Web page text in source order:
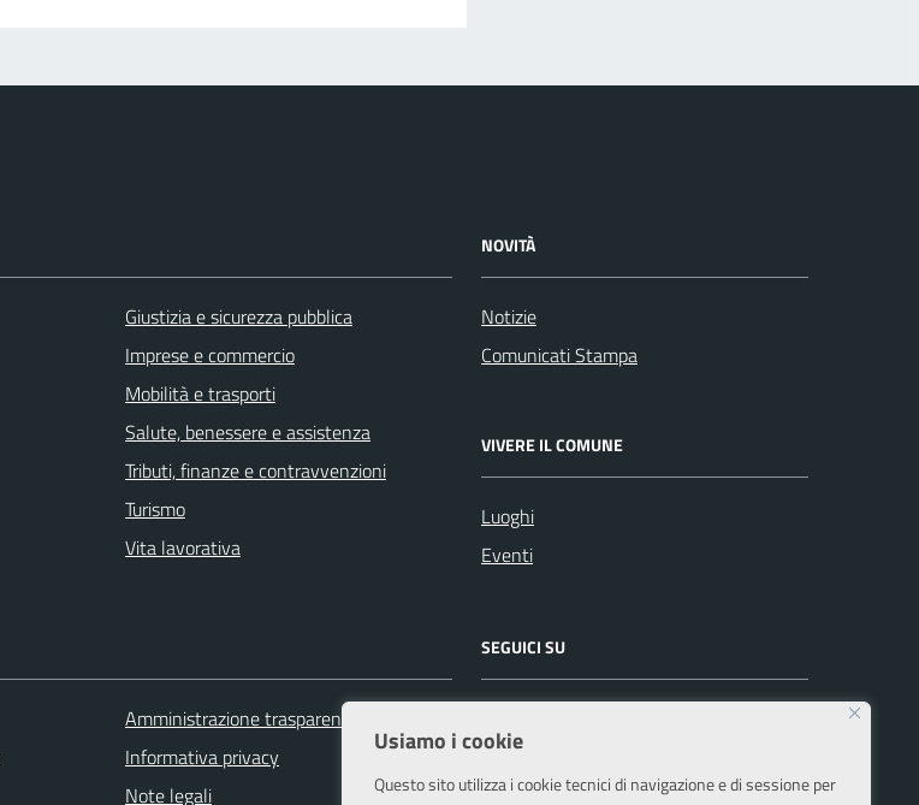
Usiamo i cookie
Questo sito utilizza i cookie tecnici di navigazione e di sessione per
Giustizia e sicurezza pubblica
Imprese e commercio
Mobilità e trasporti
Salute, benessere e assistenza
Tributi, finanze e contravvenzioni
Turismo
Vita lavorativa
NOVITÀ
Notizie
Comunicati Stampa
VIVERE IL COMUNE
Luoghi
Eventi
Amministrazione trasparente
Informativa privacy
Note legali
SEGUICI SU